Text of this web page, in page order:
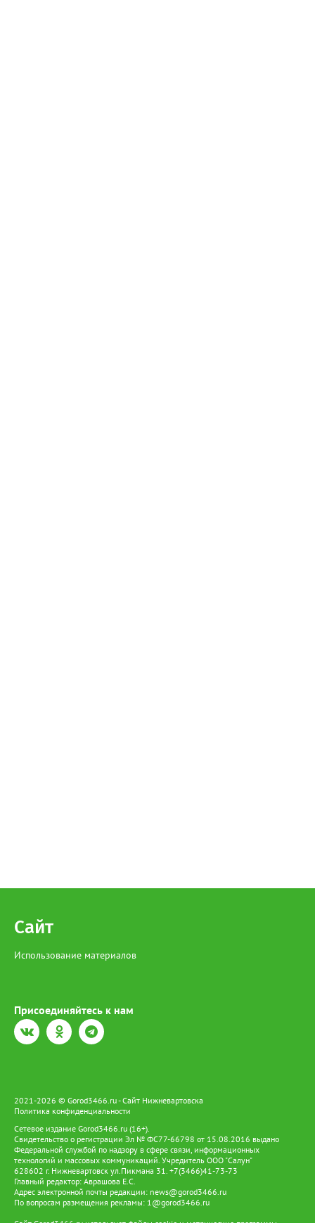
Сайт
Использование материалов
Присоединяйтесь к нам
2021-2026 © Gorod3466.ru - Сайт Нижневартовска
Политика конфиденциальности
Сетевое издание Gorod3466.ru (16+).
Свидетельство о регистрации Эл № ФС77-66798 от 15.08.2016 выдано
Федеральной службой по надзору в сфере связи, информационных
технологий и массовых коммуникаций. Учредитель ООО "Салун"
628602 г. Нижневартовск ул.Пикмана 31. +7(3466)41-73-73
Главный редактор: Аврашова Е.С.
Адрес электронной почты редакции: news@gorod3466.ru
По вопросам размещения рекламы: 1@gorod3466.ru